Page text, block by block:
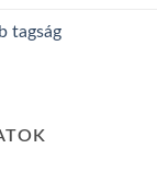
100Ft.
tagság